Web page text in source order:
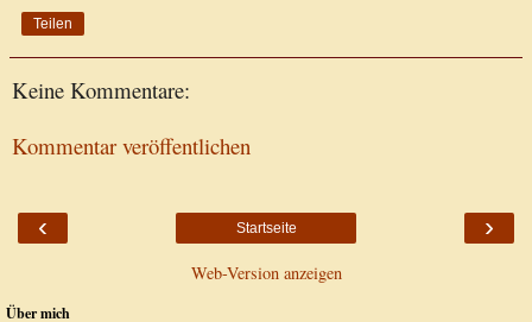
Teilen
Keine Kommentare:
Kommentar veröffentlichen
‹ ›
Startseite
Web-Version anzeigen
Über mich